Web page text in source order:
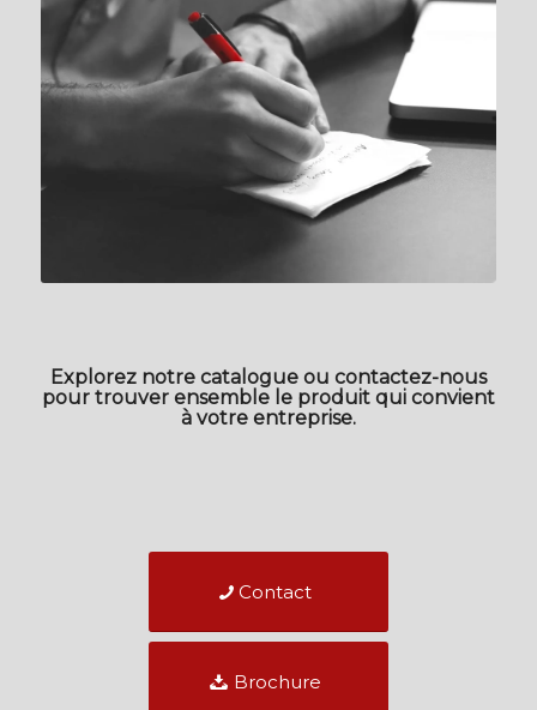
Explorez notre catalogue ou contactez-nous
pour trouver ensemble le produit qui convient
à votre entreprise.
Contact
Brochure